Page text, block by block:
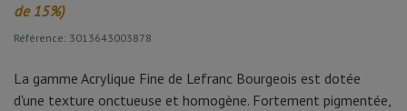
de 15%)
Référence: 3013643003878
La gamme Acrylique Fine de Lefranc Bourgeois est dotée
d'une texture onctueuse et homogène. Fortement pigmentée,